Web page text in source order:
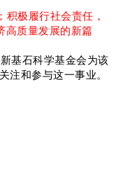
极履行社会责任，
高质量发展的新篇
基石科学基金会为该
和参与这一事业。